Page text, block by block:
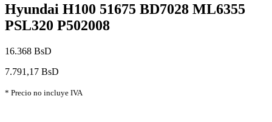
Hyundai H100 51675 BD7028 ML6355
PSL320 P502008
16.368 BsD
7.791,17 BsD
* Precio no incluye IVA